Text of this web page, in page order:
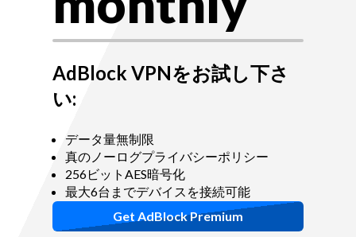
AdBlock VPNをお試し下さ
い:
データ量無制限
真のノーログプライバシーポリシー
256ビットAES暗号化
最大6台までデバイスを接続可能
Get AdBlock Premium